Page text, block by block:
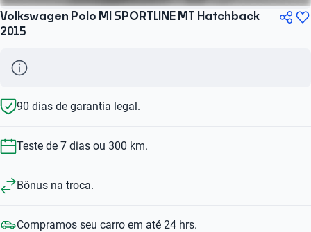
Volkswagen Polo MI SPORTLINE MT Hatchback
2015
90 dias de garantia legal.
Teste de 7 dias ou 300 km.
Bônus na troca.
Compramos seu carro em até 24 hrs.